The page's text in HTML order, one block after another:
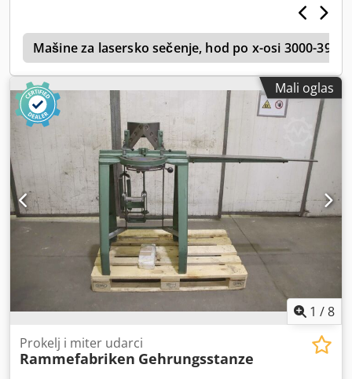
Mašine za lasersko sečenje, hod po x-osi 3000-3999
Mali oglas
1 /8
Prokelj i miter udarci
Rammefabriken Gehrungsstanze